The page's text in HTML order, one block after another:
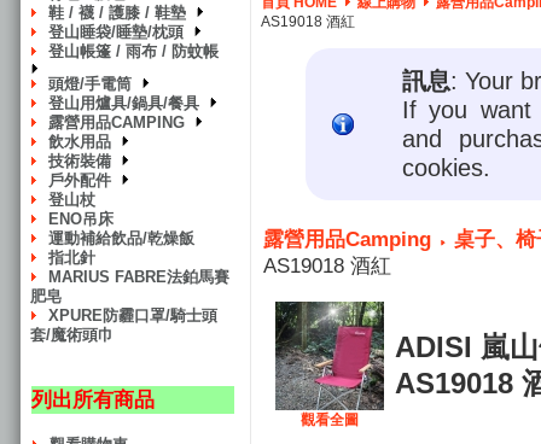
鞋 / 襪 / 護膝 / 鞋墊
登山睡袋/睡墊/枕頭
登山帳篷 / 雨布 / 防蚊帳
頭燈/手電筒
登山用爐具/鍋具/餐具
露營用品CAMPING
飲水用品
技術裝備
戶外配件
登山杖
ENO吊床
運動補給飲品/乾燥飯
指北針
MARIUS FABRE法鉑馬賽
肥皂
XPURE防霾口罩/騎士頭
套/魔術頭巾
列出所有商品
AS19018 酒紅
訊息: Your
If you want
and
cookies.
露營用品Camping
桌子、椅
AS19018 酒紅
觀看全圖
ADISI 嵐
AS19018